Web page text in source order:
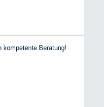
genau das Gegenteil.
Mit freundlichen Grüßen
kompetente Beratung!